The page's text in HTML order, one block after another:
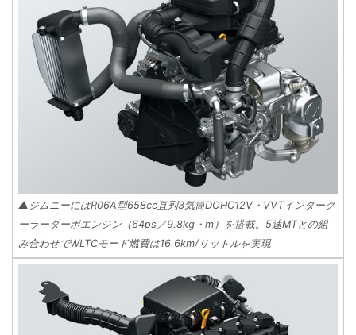
▲ジムニーにはR06A型658cc直列3気筒DOHC12V・VVTインターク
ーラーターボエンジン（64ps／9.8kg・m）を搭載。5速MTとの組
み合わせでWLTCモード燃費は16.6km/リットルを実現